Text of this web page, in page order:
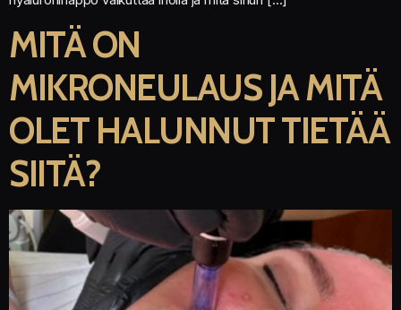
MITÄ ON
MIKRONEULAUS JA MITÄ
OLET HALUNNUT TIETÄÄ
SIITÄ?